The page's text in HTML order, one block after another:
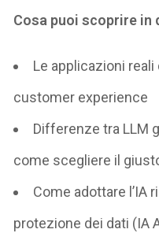
Cosa puoi scoprire in
Le applicazioni reali
customer experience
Differenze tra LLM
come scegliere il
Come adottare l’IA
protezione dei dati (IA